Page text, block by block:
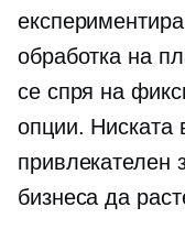
обработка на
се спря на
опции. Ниската
привлекателен
бизнеса да